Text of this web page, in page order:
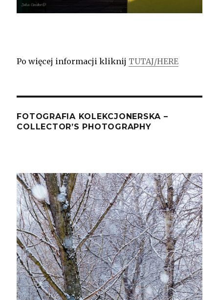
Po więcej informacji kliknij TUTAJ/HERE
FOTOGRAFIA KOLEKCJONERSKA –
COLLECTOR’S PHOTOGRAPHY